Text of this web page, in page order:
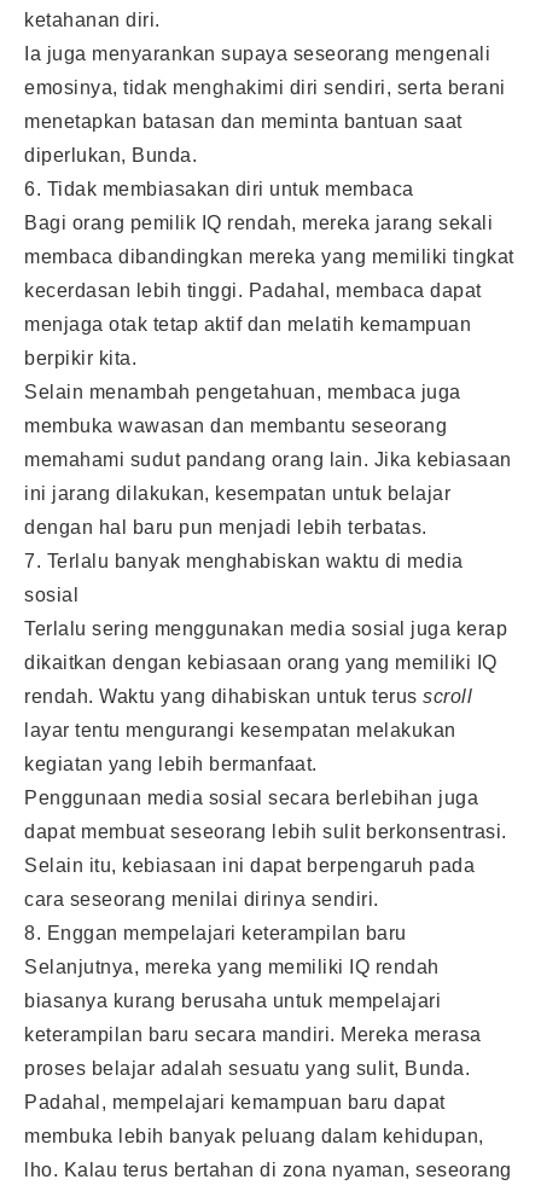
ketahanan diri.
Ia juga menyarankan supaya seseorang mengenali
emosinya, tidak menghakimi diri sendiri, serta berani
menetapkan batasan dan meminta bantuan saat
diperlukan, Bunda.
6. Tidak membiasakan diri untuk membaca
Bagi orang pemilik IQ rendah, mereka jarang sekali
membaca dibandingkan mereka yang memiliki tingkat
kecerdasan lebih tinggi. Padahal, membaca dapat
menjaga otak tetap aktif dan melatih kemampuan
berpikir kita.
Selain menambah pengetahuan, membaca juga
membuka wawasan dan membantu seseorang
memahami sudut pandang orang lain. Jika kebiasaan
ini jarang dilakukan, kesempatan untuk belajar
dengan hal baru pun menjadi lebih terbatas.
7. Terlalu banyak menghabiskan waktu di media
sosial
Terlalu sering menggunakan media sosial juga kerap
dikaitkan dengan kebiasaan orang yang memiliki IQ
rendah. Waktu yang dihabiskan untuk terus scroll
layar tentu mengurangi kesempatan melakukan
kegiatan yang lebih bermanfaat.
Penggunaan media sosial secara berlebihan juga
dapat membuat seseorang lebih sulit berkonsentrasi.
Selain itu, kebiasaan ini dapat berpengaruh pada
cara seseorang menilai dirinya sendiri.
8. Enggan mempelajari keterampilan baru
Selanjutnya, mereka yang memiliki IQ rendah
biasanya kurang berusaha untuk mempelajari
keterampilan baru secara mandiri. Mereka merasa
proses belajar adalah sesuatu yang sulit, Bunda.
Padahal, mempelajari kemampuan baru dapat
membuka lebih banyak peluang dalam kehidupan,
lho. Kalau terus bertahan di zona nyaman, seseorang